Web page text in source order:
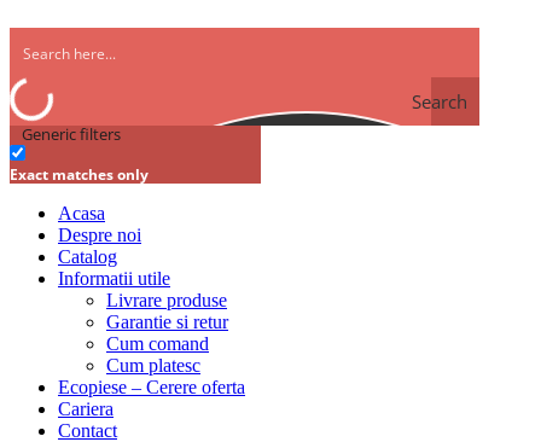
Search
Generic filters
Exact matches only
Acasa
Despre noi
Catalog
Informatii utile
Livrare produse
Garantie si retur
Cum comand
Cum platesc
Ecopiese – Cerere oferta
Cariera
Contact